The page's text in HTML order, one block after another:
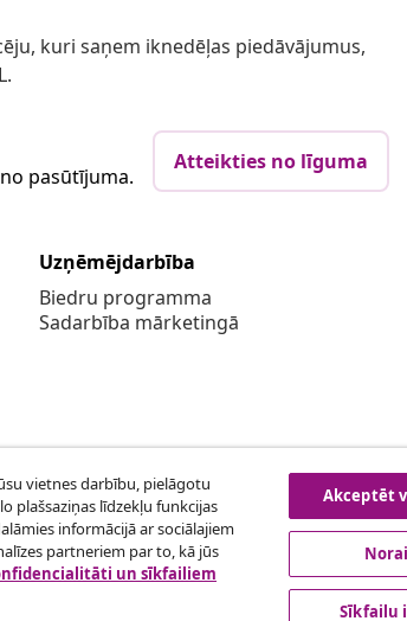
kuri saņem iknedēļas piedāvājumus,
pasūtījuma.
Atteikties no līguma
Uzņēmējdarbība
Biedru programma
Sadarbība mārketingā
vietnes darbību, pielāgotu
plašsaziņas līdzekļu funkcijas
informācijā ar sociālajiem
partneriem par to, kā jūs
un sīkfailiem
Akceptēt
Sīkfailu